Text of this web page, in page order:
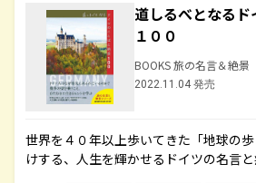
道しるべとなる
１００
BOOKS 旅の名言＆絶景
2022.11.04 発売
世界を４０年以上歩いてきた「地球の
けする、人生を輝かせるドイツの名言